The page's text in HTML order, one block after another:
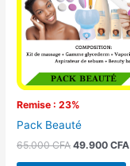
Remise : 23%
Pack Beauté
65.000CFA 49.900CFA